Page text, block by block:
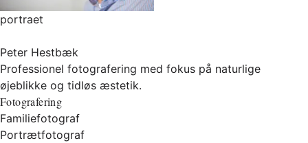
portraet
Peter Hestbæk
Professionel fotografering med fokus på naturlige
øjeblikke og tidløs æstetik.
Fotografering
Familiefotograf
Portrætfotograf